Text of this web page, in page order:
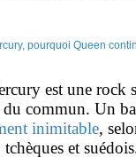
est une rock
commun. Un
inimitable,
et